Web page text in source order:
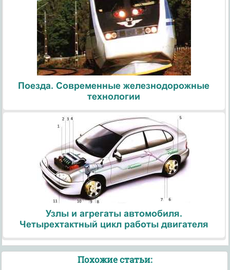
Поезда. Современные железнодорожные
технологии
Узлы и агрегаты автомобиля.
Четырехтактный цикл работы двигателя
Похожие статьи: